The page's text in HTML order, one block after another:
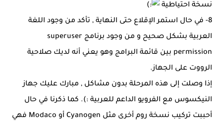
نسخة احتياطية
8- في حال استمر الإقلاع حتى النهاية , تأكد من وجود اللغة
العربية بشكل صحيح و من وجود برنامج superuser
permission بين قائمة البرامج وهو يعني أنه لديك صلاحية
الرووت على الجهاز.
إذا وصلت إلى هذه المرحلة بدون مشاكل , مبارك عليك جهاز
النيكسوس مع الفرويو الداعم للعربية :). كما ذكرنا في حال
أحببت تركيب نسخة روم أخرى مثل Cyanogen أو Modaco فهي